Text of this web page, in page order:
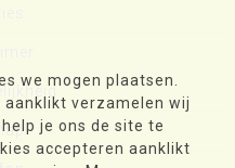
we mogen plaatsen.
aanklikt verzamelen wij
je ons de site te
accepteren aanklikt